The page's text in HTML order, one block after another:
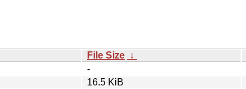
File Size ↓
-
16.5 KiB